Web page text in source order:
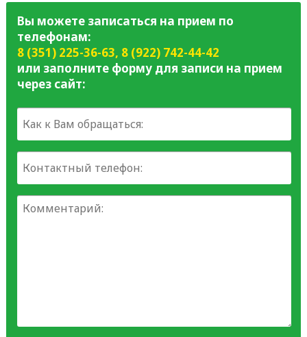
Вы можете записаться на прием по
телефонам:
8 (351) 225-36-63, 8 (922) 742-44-42
или заполните форму для записи на прием
через сайт: